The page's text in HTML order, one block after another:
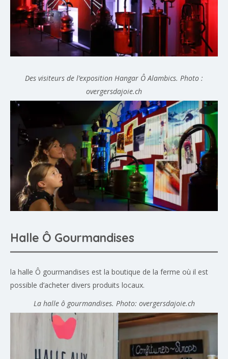
Des visiteurs de l’exposition Hangar Ô Alambics. Photo :
overgersdajoie.ch
Halle Ô Gourmandises
la halle Ô gourmandises est la boutique de la ferme où il est
possible d’acheter divers produits locaux.
La halle ô gourmandises. Photo: overgersdajoie.ch